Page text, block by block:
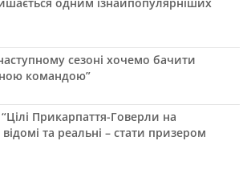
сезоні хочемо бачити
командою”
Прикарпаття-Говерли на
та реальні – стати призером